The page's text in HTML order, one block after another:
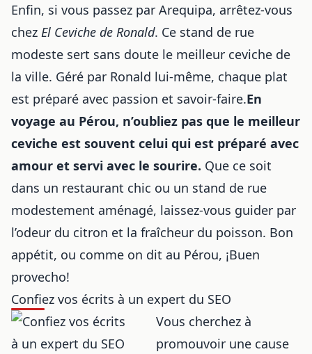
Enfin, si vous passez par Arequipa, arrêtez-vous
chez El Ceviche de Ronald. Ce stand de rue
modeste sert sans doute le meilleur ceviche de
la ville. Géré par Ronald lui-même, chaque plat
est préparé avec passion et savoir-faire.En
voyage au Pérou, n’oubliez pas que le meilleur
ceviche est souvent celui qui est préparé avec
amour et servi avec le sourire. Que ce soit
dans un restaurant chic ou un stand de rue
modestement aménagé, laissez-vous guider par
l’odeur du citron et la fraîcheur du poisson. Bon
appétit, ou comme on dit au Pérou, ¡Buen
provecho!
Confiez vos écrits à un expert du SEO
Vous cherchez à
promouvoir une cause